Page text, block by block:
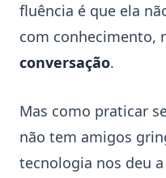
fluência é que ela
com conhecimento,
conversação.
Mas como praticar
não tem amigos
tecnologia nos deu